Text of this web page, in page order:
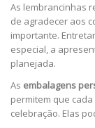
As lembrancinhas
de agradecer aos
importante.
especial, a
planejada.
As embalagens
permitem que
celebração. Elas